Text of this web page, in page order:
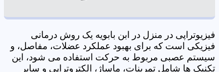
فیزیوتراپی در منزل در ابن بابویه یک روش درمانی
فیزیکی است که برای بهبود عملکرد عضلات، مفاصل، و
سیستم عصبی مربوط به حرکت استفاده می شود، این
تکنیک ها شامل تمرینات، ماساژ، الکتروتراپی و سایر